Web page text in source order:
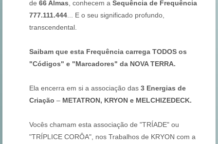
de 66 Almas , conhecem a Sequência de Frequência
777.111.444 ... E o seu significado profundo,
transcendental.
Saibam que esta Frequência carrega TODOS os
"Códigos" e "Marcadores" da NOVA TERRA.
Ela encerra em si a associação das 3 Energias de
Criação – METATRON, KRYON e MELCHIZEDECK.
Vocês chamam esta associação de "TRÍADE" ou
"TRÍPLICE CORÔA", nos Trabalhos de KRYON com a